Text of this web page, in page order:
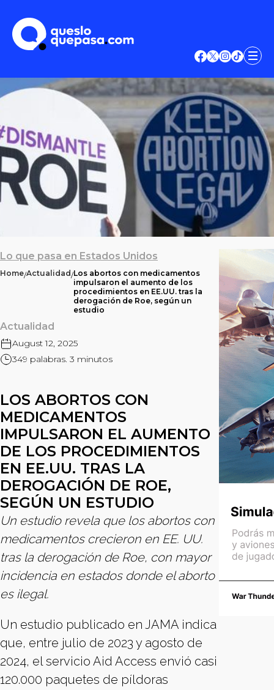
Lo que pasa en Estados Unidos
Home/Actualidad/Los abortos con medicamentos
impulsaron el aumento de los
procedimientos en EE.UU. tras la
derogación de Roe, según un
estudio
Actualidad
August 12, 2025
349 palabras. 3 minutos
LOS ABORTOS CON
MEDICAMENTOS
IMPULSARON EL AUMENTO
DE LOS PROCEDIMIENTOS
EN EE.UU. TRAS LA
DEROGACIÓN DE ROE,
SEGÚN UN ESTUDIO
Un estudio revela que los abortos con
medicamentos crecieron en EE. UU.
tras la derogación de Roe, con mayor
incidencia en estados donde el aborto
es ilegal.
Un estudio publicado en JAMA indica
que, entre julio de 2023 y agosto de
2024, el servicio Aid Access envió casi
120.000 paquetes de píldoras